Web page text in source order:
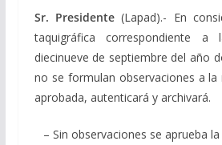
Sr. Presidente(Lapad).- En
taquigráfica correspondiente
diecinueve de septiembre del año
no se formulan observaciones a
aprobada, autenticará y archivará.
– Sin observaciones se aprueba